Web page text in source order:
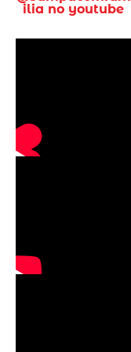
ilia no youtube